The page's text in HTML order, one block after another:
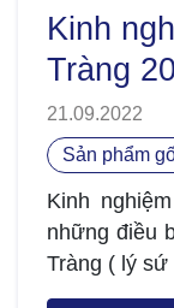
Kinh
Tràng
21.09.2022
Sản phẩm
Kinh
những điều
Tràng ( lý sứ